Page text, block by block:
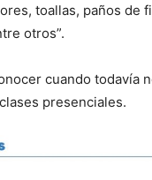
toallas, paños de
otros”.
cuando todavía
presenciales.